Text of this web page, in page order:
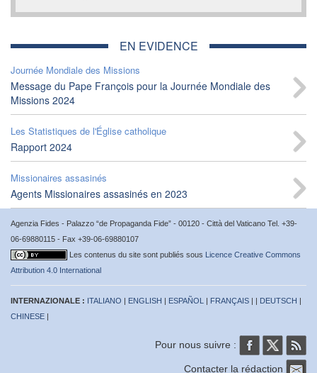
EN EVIDENCE
Journée Mondiale des Missions
Message du Pape François pour la Journée Mondiale des
Missions 2024
Les Statistiques de l'Église catholique
Rapport 2024
Missionaires assasinés
Agents Missionaires assasinés en 2023
Agenzia Fides - Palazzo “de Propaganda Fide” - 00120 - Città del Vaticano Tel. +39-
06-69880115 - Fax +39-06-69880107
Les contenus du site sont publiés sous Licence Creative Commons
Attribution 4.0 International
INTERNAZIONALE : ITALIANO | ENGLISH | ESPAÑOL | FRANÇAIS | | DEUTSCH |
CHINESE |
Pour nous suivre :
Contacter la rédaction